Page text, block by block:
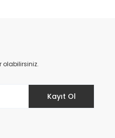
olabilirsiniz.
Kayıt Ol